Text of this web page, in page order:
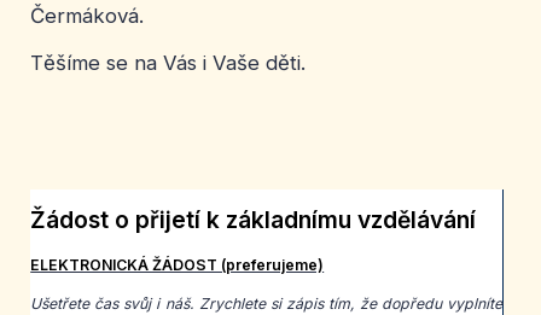
Čermáková.
Těšíme se na Vás i Vaše děti.
Žádost o přijetí k základnímu vzdělávání
ELEKTRONICKÁ ŽÁDOST (preferujeme)
Ušetřete čas svůj i náš. Zrychlete si zápis tím, že dopředu vyplníte